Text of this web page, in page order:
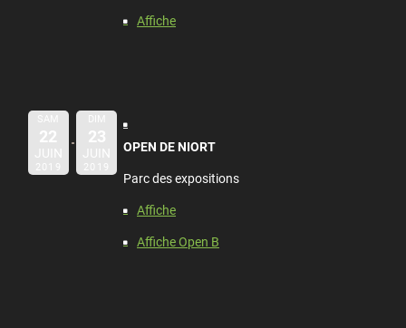
Affiche
SAM
22
JUIN
2019
DIM
23
JUIN
2019
OPEN DE NIORT
Parc des expositions
Affiche
Affiche Open B